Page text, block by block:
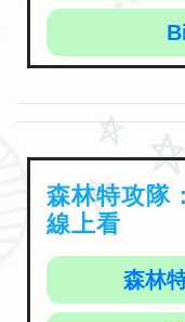
森林特攻隊
線上看
森林